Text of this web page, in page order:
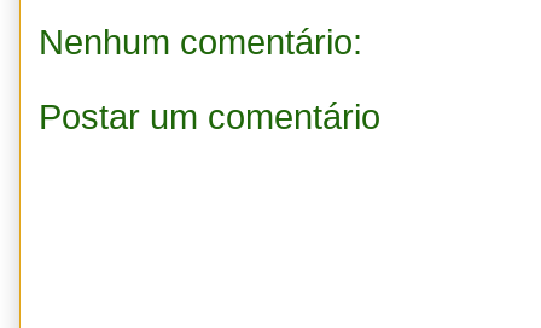
Nenhum comentário:
Postar um comentário